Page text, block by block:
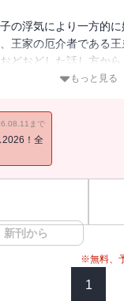
の浮気により一方的に
王家の厄介者である
どおどした話し方か
ごめんだと思ったが
父の言葉を信じて、
話もできず、いつも自
王族とは思えなかった
決めたリズは彼ときち
のことを知り、ダイ
ていく・・・・・・。
いう間に誰もが目を
れましたが、幸せに
ストロ公爵の誕生」を
もっと見る
まで
2026！全
新刊から
※無料、
1